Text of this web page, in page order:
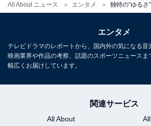
All About ニュース エンタメ
邪魔することなく絶妙なツッコミを
それはポポに対しても同じで、自由気
理にリードを引っ張らないで好きなよ
エンタメ
テレビドラマのレポートから、国内外の気になる
映画業界や作品の考察、話題のスポーツニュースま
幅広くお届けしています。
関連サービス
All About